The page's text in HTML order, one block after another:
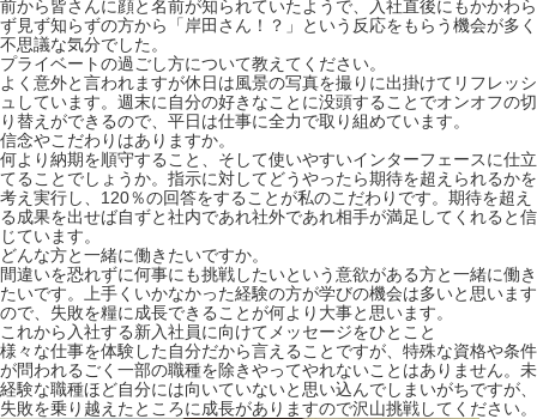
前から皆さんに顔と名前が知られていたようで、入社直後にもかかわら
ず見ず知らずの方から「岸田さん！？」という反応をもらう機会が多く
不思議な気分でした。
プライベートの過ごし方について教えてください。
よく意外と言われますが休日は風景の写真を撮りに出掛けてリフレッシ
ュしています。週末に自分の好きなことに没頭することでオンオフの切
り替えができるので、平日は仕事に全力で取り組めています。
信念やこだわりはありますか。
何より納期を順守すること、そして使いやすいインターフェースに仕立
てることでしょうか。指示に対してどうやったら期待を超えられるかを
考え実行し、120％の回答をすることが私のこだわりです。期待を超え
る成果を出せば自ずと社内であれ社外であれ相手が満足してくれると信
じています。
どんな方と一緒に働きたいですか。
間違いを恐れずに何事にも挑戦したいという意欲がある方と一緒に働き
たいです。上手くいかなかった経験の方が学びの機会は多いと思います
ので、失敗を糧に成長できることが何より大事と思います。
これから入社する新入社員に向けてメッセージをひとこと
様々な仕事を体験した自分だから言えることですが、特殊な資格や条件
が問われるごく一部の職種を除きやってやれないことはありません。未
経験な職種ほど自分には向いていないと思い込んでしまいがちですが、
失敗を乗り越えたところに成長がありますので沢山挑戦してください。